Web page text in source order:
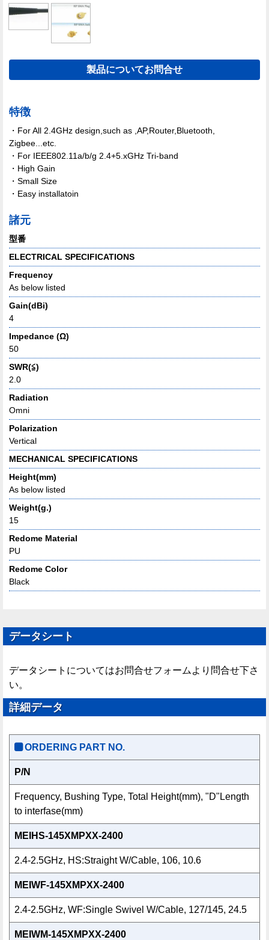
製品についてお問合せ
特徴
・For All 2.4GHz design,such as ,AP,Router,Bluetooth,
Zigbee...etc.
・For IEEE802.11a/b/g 2.4+5.xGHz Tri-band
・High Gain
・Small Size
・Easy installatoin
諸元
型番
ELECTRICAL SPECIFICATIONS
Frequency
As below listed
Gain(dBi)
4
Impedance (Ω)
50
SWR(≦)
2.0
Radiation
Omni
Polarization
Vertical
MECHANICAL SPECIFICATIONS
Height(mm)
As below listed
Weight(g.)
15
Redome Material
PU
Redome Color
Black
データシート
データシートについてはお問合せフォームより問合せ下さ
い。
詳細データ
ORDERING PART NO.
P/N
Frequency, Bushing Type, Total Height(mm), "D"Length
to interfase(mm)
MEIHS-145XMPXX-2400
2.4-2.5GHz, HS:Straight W/Cable, 106, 10.6
MEIWF-145XMPXX-2400
2.4-2.5GHz, WF:Single Swivel W/Cable, 127/145, 24.5
MEIWM-145XMPXX-2400